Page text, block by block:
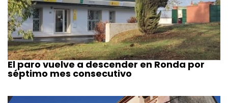
El paro vuelve a descender en Ronda por
séptimo mes consecutivo